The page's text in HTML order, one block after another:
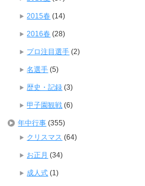
2015春 (14)
2016春 (28)
プロ注目選手 (2)
名選手 (5)
歴史・記録 (3)
甲子園観戦 (6)
年中行事 (355)
クリスマス (64)
お正月 (34)
成人式 (1)